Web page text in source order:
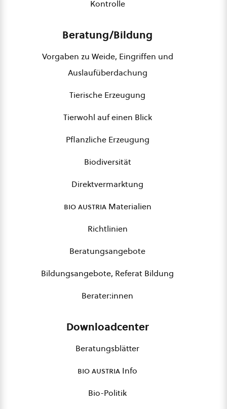
Kontrolle
Beratung/Bildung
Vorgaben zu Weide, Eingriffen und
Auslaufüberdachung
Tierische Erzeugung
Tierwohl auf einen Blick
Pflanzliche Erzeugung
Biodiversität
Direktvermarktung
bio austriaMaterialien
Richtlinien
Beratungsangebote
Bildungsangebote, Referat Bildung
Berater:innen
Downloadcenter
Beratungsblätter
bio austria Info
Bio-Politik